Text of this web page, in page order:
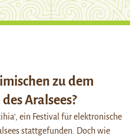
zu dem
Aralsees?
ein Festival für elektronische
stattgefunden. Doch wie